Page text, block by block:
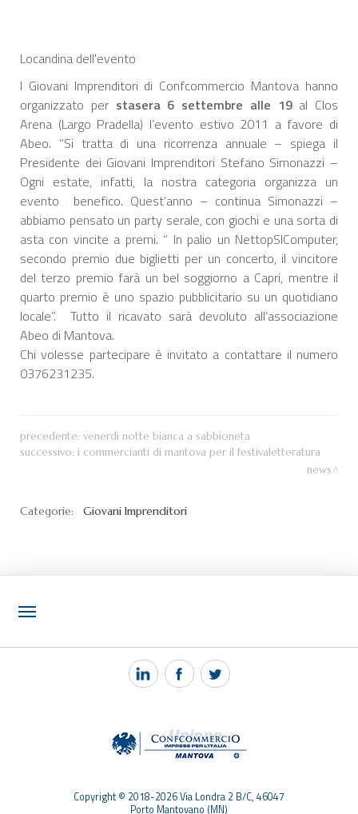
Locandina dell'evento
I Giovani Imprenditori di Confcommercio Mantova hanno
organizzato per stasera 6 settembre alle 19al Clos
Arena (Largo Pradella) l’evento estivo 2011 a favore di
Abeo. “Si tratta di una ricorrenza annuale – spiega il
Presidente dei Giovani Imprenditori Stefano Simonazzi –
Ogni estate, infatti, la nostra categoria organizza un
evento benefico. Quest’anno – continua Simonazzi –
abbiamo pensato un party serale, con giochi e una sorta di
asta con vincite a premi. “ In palio un NettopSIComputer,
secondo premio due biglietti per un concerto, il vincitore
del terzo premio farà un bel soggiorno a Capri, mentre il
quarto premio è uno spazio pubblicitario su un quotidiano
locale”. Tutto il ricavato sarà devoluto all’associazione
Abeo di Mantova.
Chi volesse partecipare è invitato a contattare il numero
0376231235.
precedente: venerdì notte bianca a sabbioneta
successivo: i commercianti di mantova per il festivaletteratura
news
Categorie: Giovani Imprenditori
NOTIZIE
PEC MANTOVA MAIL
Copyright © 2018-2026 Via Londra 2 B/C, 46047
Porto Mantovano (MN)